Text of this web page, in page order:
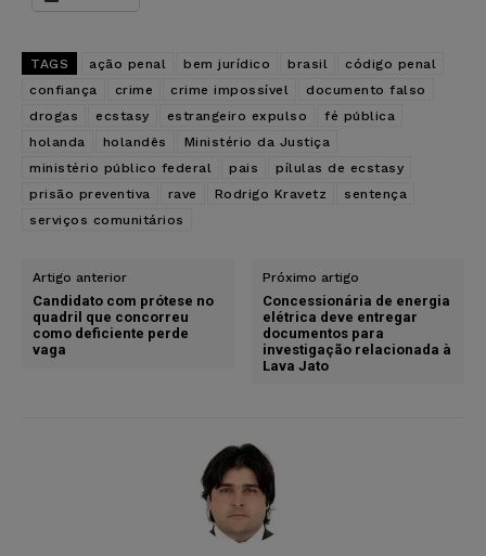
TAGS ação penal bem jurídico brasil
código penal
confiança
crime crime impossível
documento falso
drogas
ecstasy estrangeiro expulso
fé pública
holanda
holandês
Ministério da Justiça
ministério público federal
pais
pílulas de ecstasy
prisão preventiva
rave Rodrigo Kravetz
sentença
serviços comunitários
Artigo anterior
Candidato com prótese no
quadril que concorreu
como deficiente perde
vaga
Próximo artigo
Concessionária de energia
elétrica deve entregar
documentos para
investigação relacionada à
Lava Jato